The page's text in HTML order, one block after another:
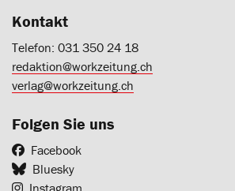
Kontakt
Telefon: 031 350 24 18
redaktion@workzeitung.ch
verlag@workzeitung.ch
Folgen Sie uns
Facebook
Bluesky
Instagram